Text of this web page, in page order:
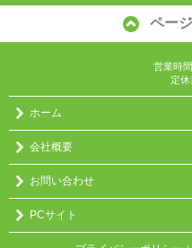
ペー
営業時
定休
ホーム
会社概要
お問い合わせ
PCサイト